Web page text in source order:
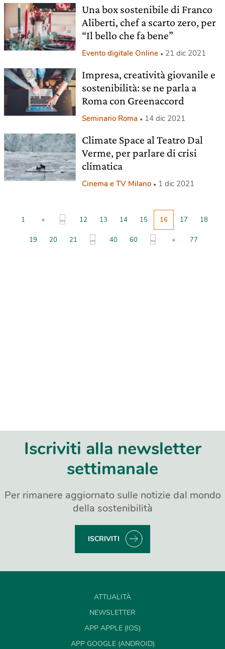
Una box sostenibile di Franco
Aliberti, chef a scarto zero, per
“Il bello che fa bene”
Evento digitale Online 21 dic 2021
Impresa, creatività giovanile e
sostenibilità: se ne parla a
Roma con Greenaccord
Seminario Roma 14 dic 2021
Climate Space al Teatro Dal
Verme, per parlare di crisi
climatica
Cinema e TV Milano 1 dic 2021
1 « ... 12 13 14 15 16 17 18
19 20 21 ... 40 60 ... » 77
Iscriviti alla newsletter
settimanale
Per rimanere aggiornato sulle notizie dal mondo
della sostenibilità
ISCRIVITI
ATTUALITÀ
NEWSLETTER
APP APPLE (IOS)
APP GOOGLE (ANDROID)